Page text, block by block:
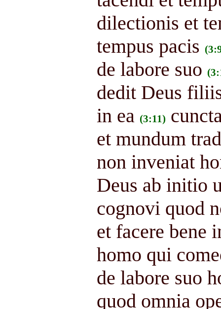
dilectionis et
tempus pacis
de labore suo
dedit Deus
in ea (3:11)
et mundum
non inveniat
Deus ab initio
cognovi quod
et facere bene
homo qui
de labore suo
quod omnia